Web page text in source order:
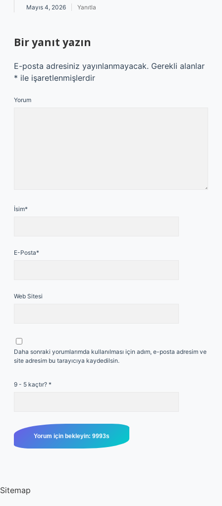
Mayıs 4, 2026 Yanıtla
Bir yanıt yazın
E-posta adresiniz yayınlanmayacak. Gerekli alanlar
* ile işaretlenmişlerdir
Yorum
İsim*
E-Posta*
Web Sitesi
Daha sonraki yorumlarımda kullanılması için adım, e-posta adresim ve
site adresim bu tarayıcıya kaydedilsin.
9 - 5 kaçtır? *
Sitemap